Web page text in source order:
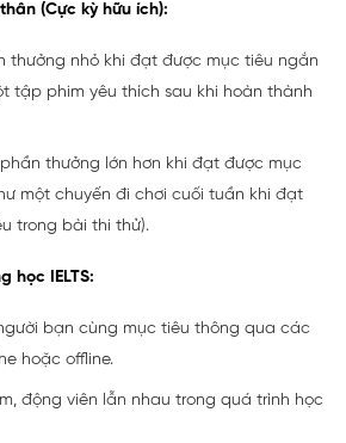
(Cực kỳ hữu ích):
thưởng nhỏ khi đạt được mục tiêu ngắn
tập phim yêu thích sau khi hoàn thành
thưởng lớn hơn khi đạt được mục
một chuyến đi chơi cuối tuần khi đạt
trong bài thi thử).
học IELTS:
bạn cùng mục tiêu thông qua các
hoặc offline.
động viên lẫn nhau trong quá trình học